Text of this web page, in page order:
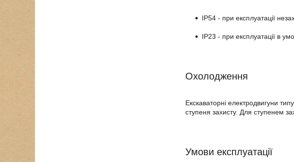
IP54 - при експлуатації
IP23 - при експлуатації в
Охолодження
Екскаваторні електродвигуни
ступеня захисту. Для ступенем
Умови експлуатації